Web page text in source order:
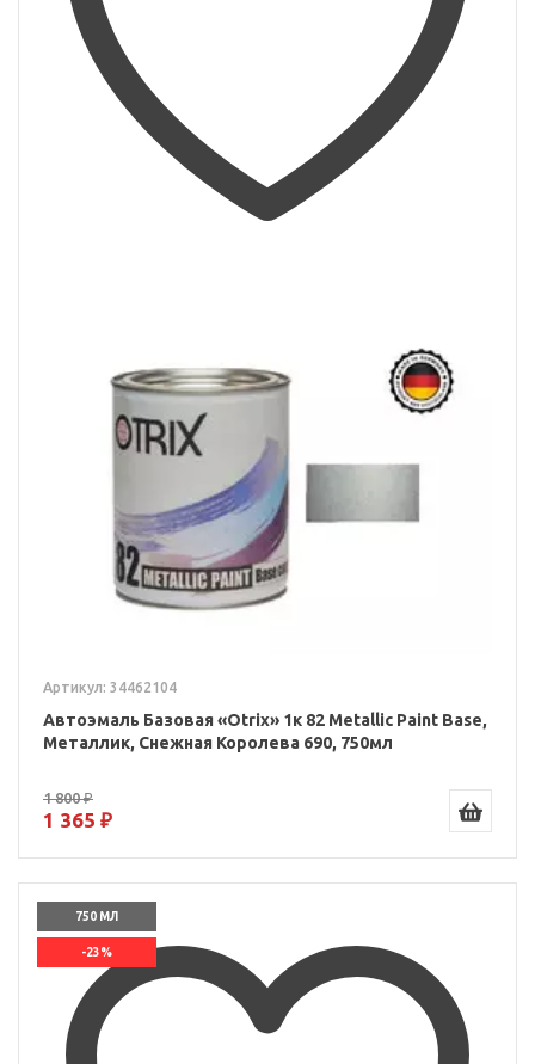
Артикул: 34462104
Автоэмаль Базовая «Otrix» 1к 82 Metallic Paint Base,
Металлик, Снежная Королева 690, 750мл
1 800 ₽
1 365 ₽
750 МЛ
-23%